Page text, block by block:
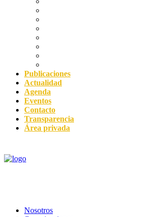
Publicaciones
Actualidad
Agenda
Eventos
Contacto
Transparencia
Área privada
Nosotros